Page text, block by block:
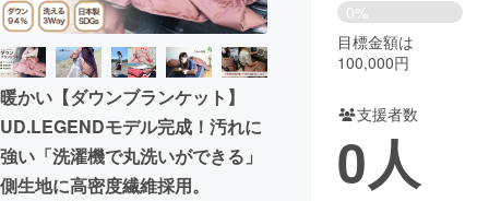
ビジネス・起業 チャレンジ
まちづくり・地域活性化
CAMPFIRE for Social Good
CAMPFIRE Creation
CAMPFIREふるさと納税
コミュニティ
暖かい【ダウンブランケット】
UD.LEGENDモデル完成！汚れに
強い「洗濯機で丸洗いができる」
側生地に高密度繊維採用。
0%
目標金額は
100,000円
支援者数
0人